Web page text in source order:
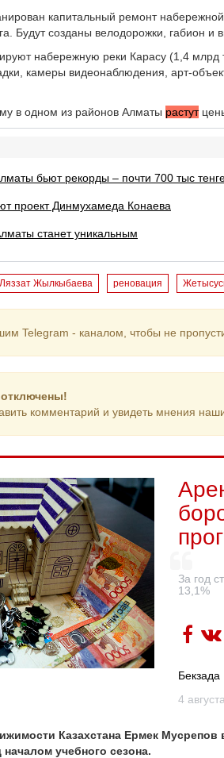
капитальный ремонт
Будут созданы велодорожки, габион и
набережную реки Карасу (1,4 млрд
камеры видеонаблюдения, арт-
в одном из районов Алматы растут
бьют рекорды – почти 700 тыс
проект Динмухамеда Конаева
станет уникальным
Ляззат Жылкыбаева реновация
Telegram - каналом, чтобы не
комментарий и увидеть мнения
За год
13,1%
4
Казахстана Ермек Мусрепов
учебного сезона.